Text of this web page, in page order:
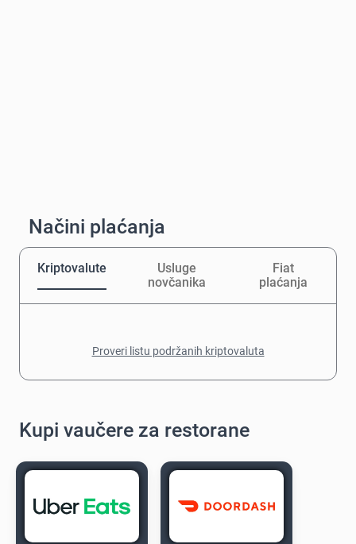
Načini plaćanja
Kriptovalute
Usluge
novčanika
Fiat
plaćanja
Proveri listu podržanih kriptovaluta
Kupi vaučere za restorane